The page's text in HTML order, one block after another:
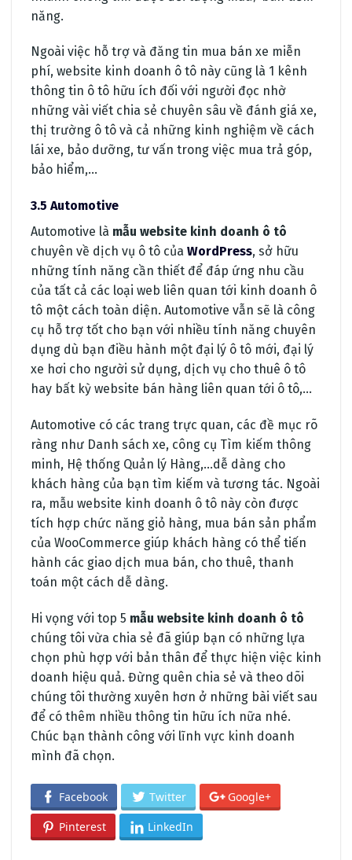
năng.
Ngoài việc hỗ trợ và đăng tin mua bán xe miễn
phí, website kinh doanh ô tô này cũng là 1 kênh
thông tin ô tô hữu ích đối với người đọc nhờ
những vài viết chia sẻ chuyên sâu về đánh giá xe,
thị trường ô tô và cả những kinh nghiệm về cách
lái xe, bảo dưỡng, tư vấn trong việc mua trả góp,
bảo hiểm,…
3.5 Automotive
Automotive là mẫu website kinh doanh ô tô
chuyên về dịch vụ ô tô của WordPress, sở hữu
những tính năng cần thiết để đáp ứng nhu cầu
của tất cả các loại web liên quan tới kinh doanh ô
tô một cách toàn diện. Automotive vẫn sẽ là công
cụ hỗ trợ tốt cho bạn với nhiều tính năng chuyên
dụng dù bạn điều hành một đại lý ô tô mới, đại lý
xe hơi cho người sử dụng, dịch vụ cho thuê ô tô
hay bất kỳ website bán hàng liên quan tới ô tô,…
Automotive có các trang trực quan, các đề mục rõ
ràng như Danh sách xe, công cụ Tìm kiếm thông
minh, Hệ thống Quản lý Hàng,…dễ dàng cho
khách hàng của bạn tìm kiếm và tương tác. Ngoài
ra, mẫu website kinh doanh ô tô này còn được
tích hợp chức năng giỏ hàng, mua bán sản phẩm
của WooCommerce giúp khách hàng có thể tiến
hành các giao dịch mua bán, cho thuê, thanh
toán một cách dễ dàng.
Hi vọng với top 5 mẫu website kinh doanh ô tô
chúng tôi vừa chia sẻ đã giúp bạn có những lựa
chọn phù hợp với bản thân để thực hiện việc kinh
doanh hiệu quả. Đừng quên chia sẻ và theo dõi
chúng tôi thường xuyên hơn ở những bài viết sau
để có thêm nhiều thông tin hữu ích nữa nhé.
Chúc bạn thành công với lĩnh vực kinh doanh
mình đã chọn.
Facebook Twitter Google+
Pinterest LinkedIn